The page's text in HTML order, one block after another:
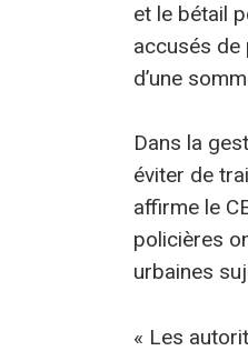
et le bétail
accusés de
d’une
Dans la
éviter de
affirme le
policières
urbaines
« Les